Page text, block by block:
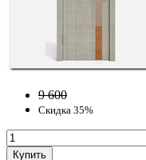
9 600
Скидка 35%